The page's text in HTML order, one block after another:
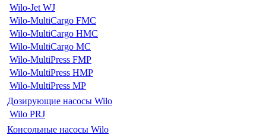
Wilo-Jet WJ
Wilo-MultiCargo FMC
Wilo-MultiCargo HMC
Wilo-MultiCargo MC
Wilo-MultiPress FMP
Wilo-MultiPress HMP
Wilo-MultiPress MP
Дозирующие насосы Wilo
Wilo PRJ
Консольные насосы Wilo